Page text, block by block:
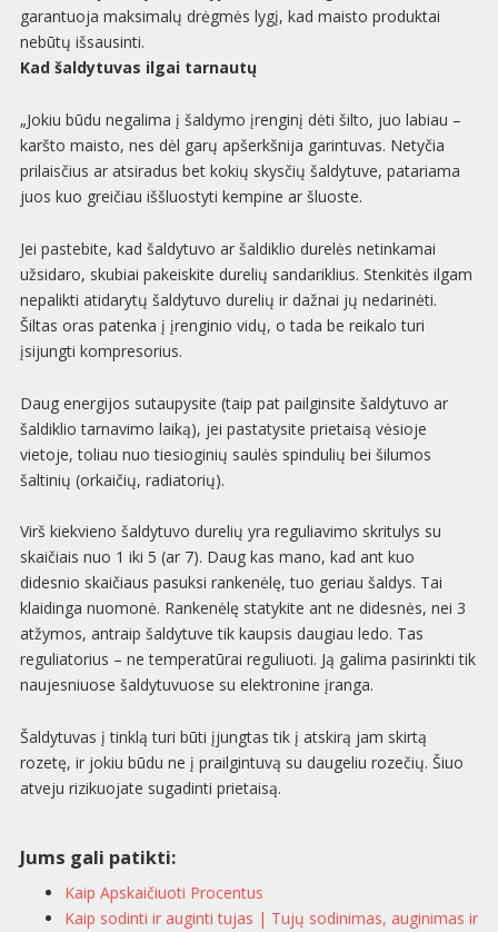
garantuoja maksimalų drėgmės lygį, kad maisto produktai
nebūtų išsausinti.
Kad šaldytuvas ilgai tarnautų
„Jokiu būdu negalima į šaldymo įrenginį dėti šilto, juo labiau –
karšto maisto, nes dėl garų apšerkšnija garintuvas. Netyčia
prilaisčius ar atsiradus bet kokių skysčių šaldytuve, patariama
juos kuo greičiau iššluostyti kempine ar šluoste.
Jei pastebite, kad šaldytuvo ar šaldiklio durelės netinkamai
užsidaro, skubiai pakeiskite durelių sandariklius. Stenkitės ilgam
nepalikti atidarytų šaldytuvo durelių ir dažnai jų nedarinėti.
Šiltas oras patenka į įrenginio vidų, o tada be reikalo turi
įsijungti kompresorius.
Daug energijos sutaupysite (taip pat pailginsite šaldytuvo ar
šaldiklio tarnavimo laiką), jei pastatysite prietaisą vėsioje
vietoje, toliau nuo tiesioginių saulės spindulių bei šilumos
šaltinių (orkaičių, radiatorių).
Virš kiekvieno šaldytuvo durelių yra reguliavimo skritulys su
skaičiais nuo 1 iki 5 (ar 7). Daug kas mano, kad ant kuo
didesnio skaičiaus pasuksi rankenėlę, tuo geriau šaldys. Tai
klaidinga nuomonė. Rankenėlę statykite ant ne didesnės, nei 3
atžymos, antraip šaldytuve tik kaupsis daugiau ledo. Tas
reguliatorius – ne temperatūrai reguliuoti. Ją galima pasirinkti tik
naujesniuose šaldytuvuose su elektronine įranga.
Šaldytuvas į tinklą turi būti įjungtas tik į atskirą jam skirtą
rozetę, ir jokiu būdu ne į prailgintuvą su daugeliu rozečių. Šiuo
atveju rizikuojate sugadinti prietaisą.
Jums gali patikti:
Kaip Apskaičiuoti Procentus
Kaip sodinti ir auginti tujas | Tujų sodinimas, auginimas ir